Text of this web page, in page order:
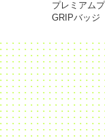
プレミアム
GRIPバッジ